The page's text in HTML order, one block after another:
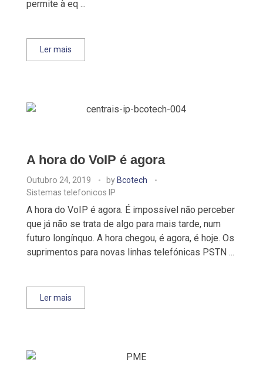
permite à eq ...
Ler mais
A hora do VoIP é agora
Outubro 24, 2019 by Bcotech
Sistemas telefonicos IP
A hora do VoIP é agora. É impossível não perceber
que já não se trata de algo para mais tarde, num
futuro longínquo. A hora chegou, é agora, é hoje. Os
suprimentos para novas linhas telefónicas PSTN ...
Ler mais